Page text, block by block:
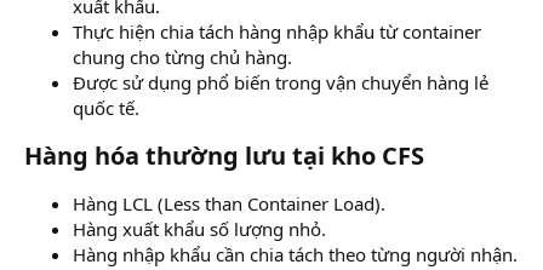
xuất khẩu.
Thực hiện chia tách hàng nhập khẩu từ container
chung cho từng chủ hàng.
Được sử dụng phổ biến trong vận chuyển hàng lẻ
quốc tế.
Hàng hóa thường lưu tại kho CFS​
Hàng LCL (Less than Container Load).
Hàng xuất khẩu số lượng nhỏ.
Hàng nhập khẩu cần chia tách theo từng người nhận.